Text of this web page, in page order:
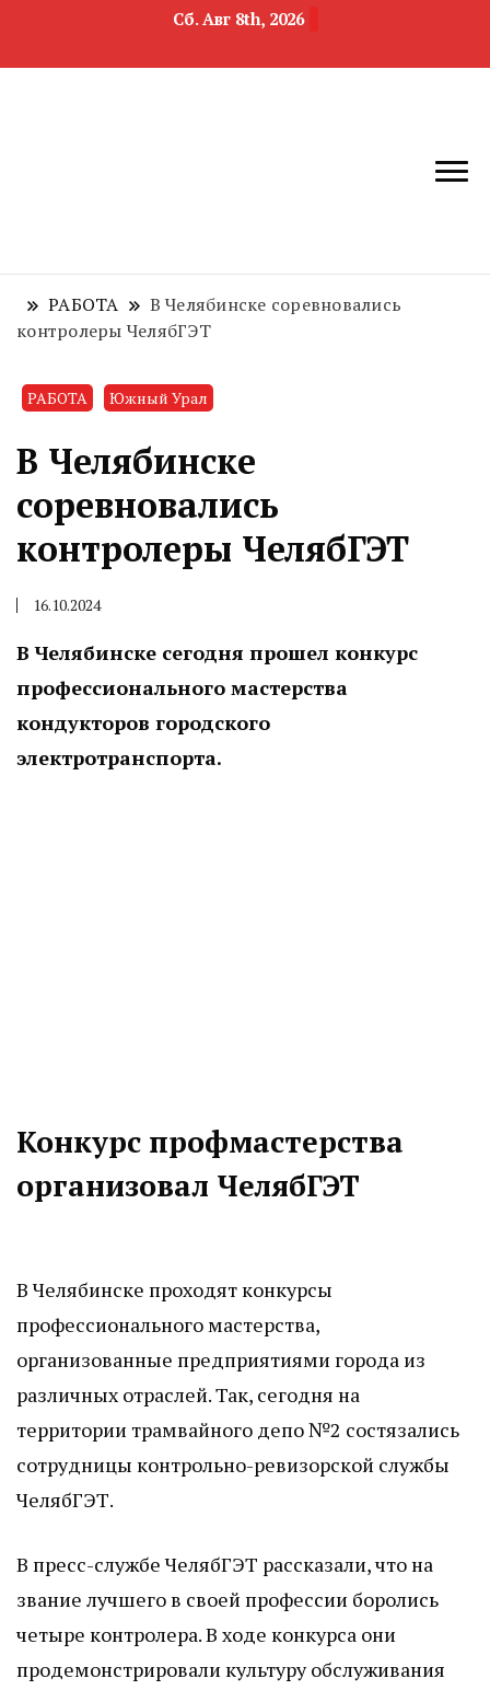
Сб. Авг 8th, 2026
область
РАБОТА
В Челябинске соревновались
контролеры ЧелябГЭТ
РАБОТА Южный Урал
В Челябинске
соревновались
контролеры ЧелябГЭТ
16.10.2024
В Челябинске сегодня прошел конкурс
профессионального мастерства
кондукторов городского
электротранспорта.
Конкурс профмастерства
организовал ЧелябГЭТ
В Челябинске проходят конкурсы
профессионального мастерства,
организованные предприятиями города из
различных отраслей. Так, сегодня на
территории трамвайного депо №2 состязались
сотрудницы контрольно-ревизорской службы
ЧелябГЭТ.
В пресс-службе ЧелябГЭТ рассказали, что на
звание лучшего в своей профессии боролись
четыре контролера. В ходе конкурса они
продемонстрировали культуру обслуживания